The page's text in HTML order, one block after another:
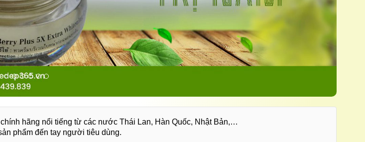
hãng nổi tiếng từ các nước Thái Lan, Hàn Quốc, Nhật Bản,…
phẩm đến tay người tiêu dùng.